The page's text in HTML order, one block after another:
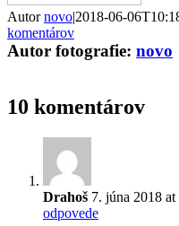
Autornovo|2018-06-
komentárov
Autor fotografie: novo
10 komentárov
Drahoš 7. júna 2018 at
odpovede